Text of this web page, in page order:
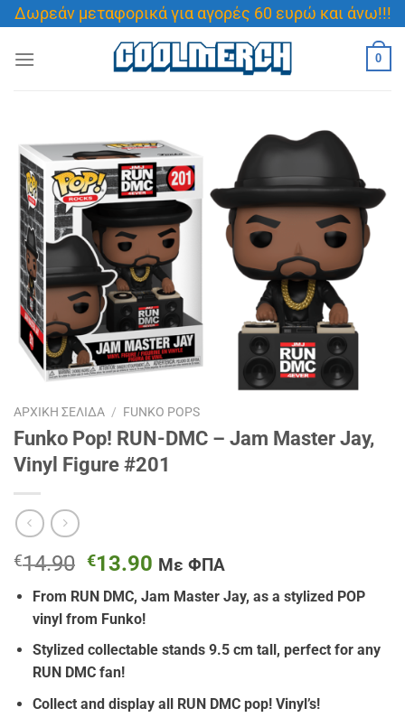
Μετάβαση
στο
περιεχόμενο
Δωρεάν μεταφορικά για αγορές 60 ευρώ και άνω!!!
0
ΑΡΧΙΚΉ ΣΕΛΊΔΑ / FUNKO POPS
Funko Pop! RUN-DMC – Jam Master Jay,
Vinyl Figure #201
€14.90 Original
price
was:
€14.90.
€13.90 Η
τρέχουσα
τιμή
€13.90.
Με ΦΠΑ
From RUN DMC, Jam Master Jay, as a stylized POP
vinyl from Funko!
Stylized collectable stands 9.5 cm tall, perfect for any
RUN DMC fan!
Collect and display all RUN DMC pop! Vinyl’s!